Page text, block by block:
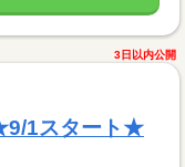
3日以内公開
1スタート★